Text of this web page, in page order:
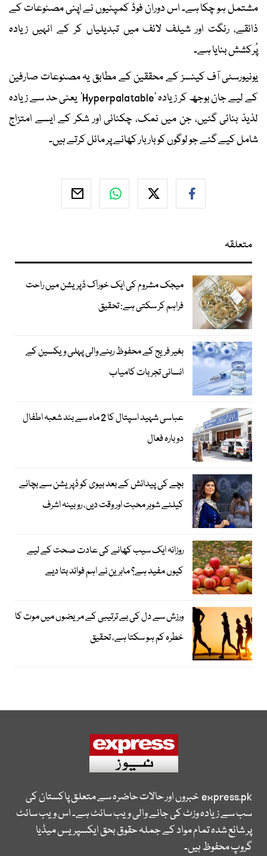
مشتمل ہو چکا ہے۔ اس دوران فوڈ کمپنیوں نے اپنی مصنوعات کے
ذائقے، رنگت اور شیلف لائف میں تبدیلیاں کر کے انہیں زیادہ
پُرکشش بنایا ہے۔
یونیورسٹی آف کینسز کے محققین کے مطابق یہ مصنوعات صارفین
کے لیے جان بوجھ کر زیادہ ’Hyperpalatable‘ یعنی حد سے زیادہ
لذیذ بنائی گئیں، جن میں نمک، چکنائی اور شکر کے ایسے امتزاج
شامل کیے گئے جو لوگوں کو بار بار کھانے پر مائل کرتے ہیں۔
متعلقہ
میجک مشروم کی ایک خوراک ڈپریشن میں راحت
فراہم کر سکتی ہے: تحقیق
بغیر فریج کے محفوظ رہنے والی پہلی ویکسین کے
انسانی تجربات کامیاب
عباسی شہید اسپتال کا 2 ماہ سے بند شعبہ اطفال
دوبارہ فعال
بچے کی پیدائش کے بعد بیوی کو ڈپریشن سے بچانے
کیلئے شوہر محبت اور وقت دیں، روبینہ اشرف
روزانہ ایک سیب کھانے کی عادت صحت کے لیے
کیوں مفید ہے؟ ماہرین نے اہم فوائد بتا دیے
ورزش سے دل کی بے ترتیبی کے مریضوں میں موت کا
خطرہ کم ہو سکتا ہے، تحقیق
express.pkخبروں اور حالات حاضرہ سے متعلق پاکستان کی
سب سے زیادہ وزٹ کی جانے والی ویب سائٹ ہے۔ اس ویب سائٹ
پر شائع شدہ تمام مواد کے جملہ حقوق بحق ایکسپریس میڈیا
گروپ محفوظ ہیں۔